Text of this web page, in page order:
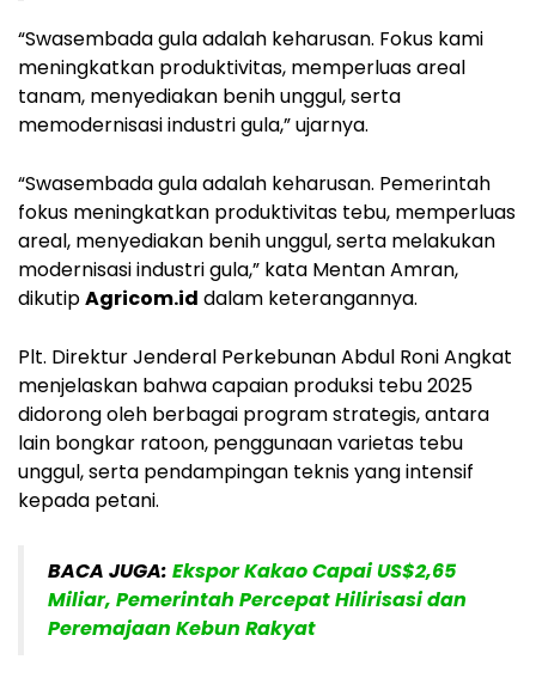
“Swasembada gula adalah keharusan. Fokus kami
meningkatkan produktivitas, memperluas areal
tanam, menyediakan benih unggul, serta
memodernisasi industri gula,” ujarnya.
“Swasembada gula adalah keharusan. Pemerintah
fokus meningkatkan produktivitas tebu, memperluas
areal, menyediakan benih unggul, serta melakukan
modernisasi industri gula,” kata Mentan Amran,
dikutipAgricom.id dalam keterangannya.
Plt. Direktur Jenderal Perkebunan Abdul Roni Angkat
menjelaskan bahwa capaian produksi tebu 2025
didorong oleh berbagai program strategis, antara
lain bongkar ratoon, penggunaan varietas tebu
unggul, serta pendampingan teknis yang intensif
kepada petani.
BACA JUGA: Ekspor Kakao Capai US$2,65
Miliar, Pemerintah Percepat Hilirisasi dan
Peremajaan Kebun Rakyat